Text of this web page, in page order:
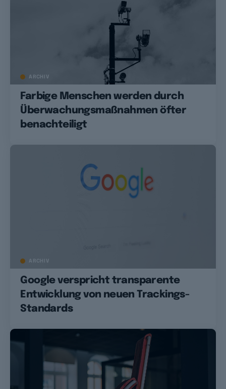
ARCHIV
Farbige Menschen werden durch
Überwachungsmaßnahmen öfter
benachteiligt
ARCHIV
Google verspricht transparente
Entwicklung von neuen Trackings-
Standards